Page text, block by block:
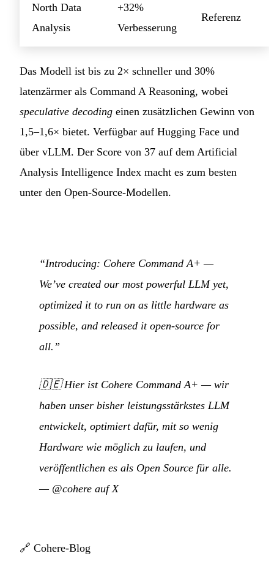
North Data
Analysis
+32%
Verbesserung
Referenz
Das Modell ist bis zu 2× schneller und 30%
latenzärmer als Command A Reasoning, wobei
speculative decoding einen zusätzlichen Gewinn von
1,5–1,6× bietet. Verfügbar auf Hugging Face und
über vLLM. Der Score von 37 auf dem Artificial
Analysis Intelligence Index macht es zum besten
unter den Open-Source-Modellen.
“Introducing: Cohere Command A+ —
We’ve created our most powerful LLM yet,
optimized it to run on as little hardware as
possible, and released it open-source for
all.”
🇩🇪Hier ist Cohere Command A+ — wir
haben unser bisher leistungsstärkstes LLM
entwickelt, optimiert dafür, mit so wenig
Hardware wie möglich zu laufen, und
veröffentlichen es als Open Source für alle.
— @cohere auf X
🔗 Cohere-Blog